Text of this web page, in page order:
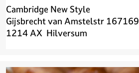
C
a
m
i
Cambridge New Style
Gijsbrecht van Amstelstr 167169
1214 AX Hilversum